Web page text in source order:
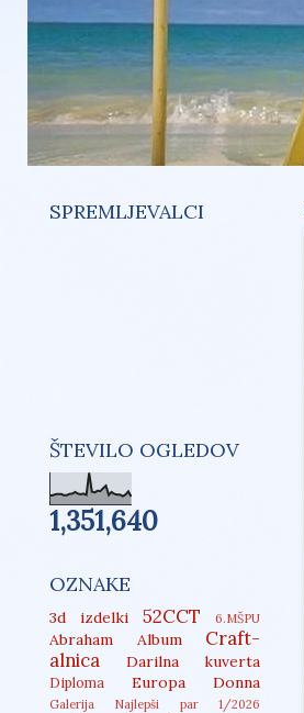
SPREMLJEVALCI
ŠTEVILO OGLEDOV
1,351,640
OZNAKE
3d izdelki 52CCT 6.MŠPU
Abraham Album
Craft-
alnica
Darilna kuverta
Diploma Europa Donna
Galerija Najlepši par 1/2026